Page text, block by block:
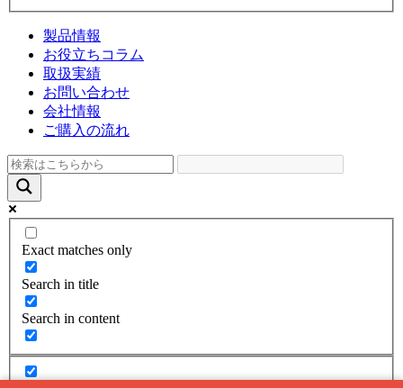
製品情報
お役立ちコラム
取扱実績
お問い合わせ
会社情報
ご購入の流れ
Exact matches only
Search in title
Search in content